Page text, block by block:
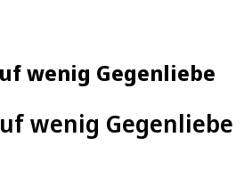
wenig Gegenliebe
wenig Gegenliebe